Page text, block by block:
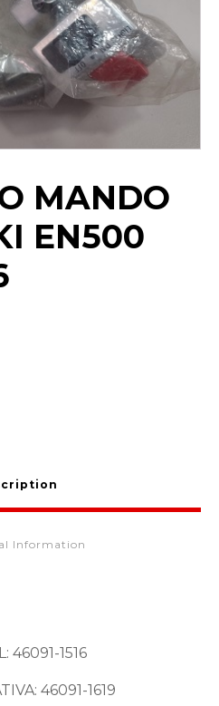
MANDO
EN500
Information
46091-1516
46091-1619